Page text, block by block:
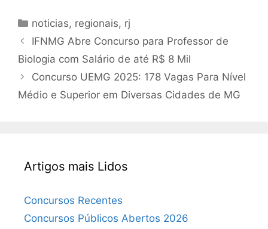
Categorias
noticias, regionais, rj
IFNMG Abre Concurso para Professor de
Biologia com Salário de até R$ 8 Mil
Concurso UEMG 2025: 178 Vagas Para Nível
Médio e Superior em Diversas Cidades de MG
Artigos mais Lidos
Concursos Recentes
Concursos Públicos Abertos 2026